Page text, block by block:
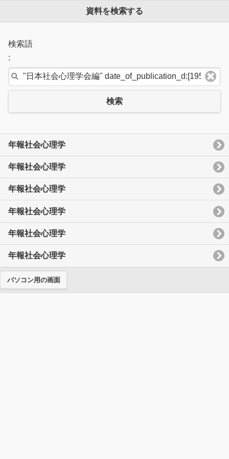
資料を検索する
検索語
:
検索
年報社会心理学
年報社会心理学
年報社会心理学
年報社会心理学
年報社会心理学
年報社会心理学
パソコン用の画面